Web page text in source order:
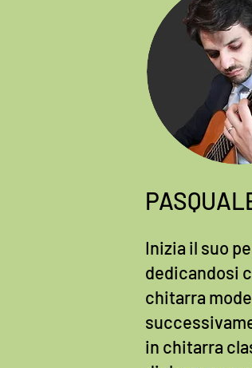
Inizia il suo
dedicandosi
chitarra
in chitarra